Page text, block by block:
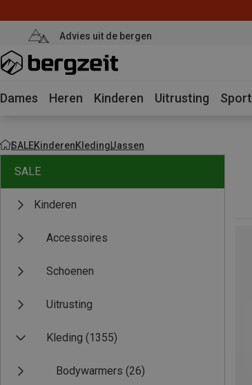
Advies uit de bergen
Dames Heren Kinderen Uitrusting Sport
SALEKinderenKledingJassen
SALE
Kinderen
Accessoires
Schoenen
Uitrusting
Kleding (1355)
Bodywarmers (26)